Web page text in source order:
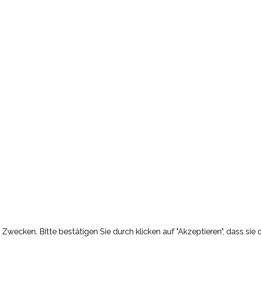
Bitte bestätigen Sie durch klicken auf "Akzeptieren", dass sie